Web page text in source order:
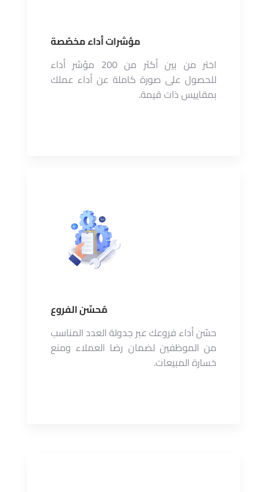
مؤشرات أداء مخصّصة
اختر من بين أكثر من 200 مؤشر أداء
للحصول على صورة كاملة عن أداء عملك
بمقاييس ذات قيمة.
مُحسِّن الفروع
حسّن أداء فروعك عبر جدولة العدد المناسب
من الموظفين لضمان رضا العملاء ومنع
خسارة المبيعات.